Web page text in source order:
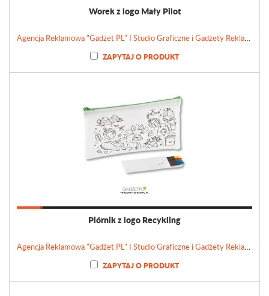
Worek z logo Mały Pilot
Agencja Reklamowa "Gadżet PL" I Studio Graficzne i Gadżety Reklamowe
ZAPYTAJ O PRODUKT
Piórnik z logo Recykling
Agencja Reklamowa "Gadżet PL" I Studio Graficzne i Gadżety Reklamowe
ZAPYTAJ O PRODUKT